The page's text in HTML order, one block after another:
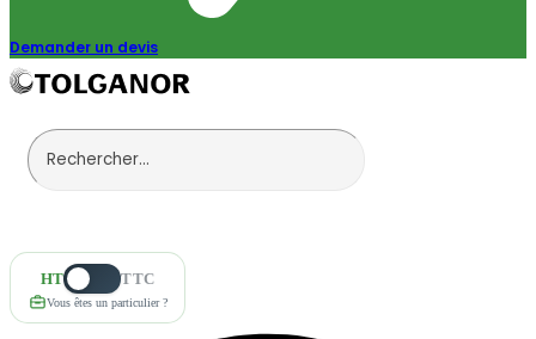
Demander un devis
HT TTC
Vous êtes un particulier ?